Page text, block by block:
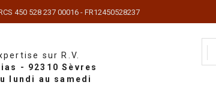
450 528 237 00016 - FR12450528237
sur R.V.